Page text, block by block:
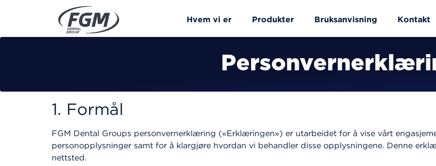
Hvem vi er Produkter Bruksanvisning Kontakt
1. Formål
FGM Dental Groups personvernerklæring («Erklæringen») er utarbeidet for å vise vårt
personopplysninger samt for å klargjøre hvordan vi behandler disse opplysningene. Denne
nettsted.